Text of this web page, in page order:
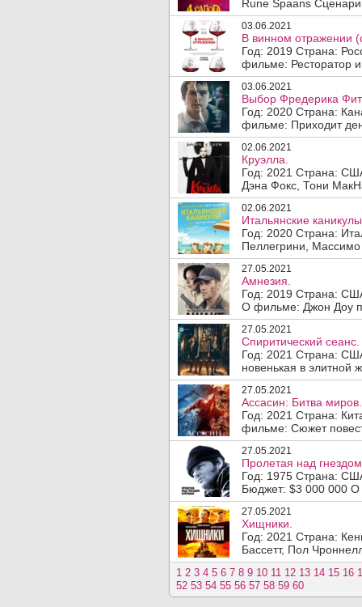
Rune Spaans
03.06.2021
В винном отражении
Год: 2019 Страна:
фильме: Ресторатор
03.06.2021
Выбор Фредерика
Год: 2020 Страна:
фильме: Приходит
02.06.2021
Круэлла.
Год: 2021 Страна:
Дэна Фокс, Тони
02.06.2021
Итальянские
Год: 2020 Страна:
Пеллегрини,
27.05.2021
Амнезия.
Год: 2019 Страна:
О фильме: Джон Доу
27.05.2021
Спиритический сеанс.
Год: 2021 Страна:
новенькая в элитной
27.05.2021
Ассасин: Битва миров.
Год: 2021 Страна:
фильме: Сюжет
27.05.2021
Пролетая над
Год: 1975 Страна:
Бюджет: $3 000 000
27.05.2021
Хищники.
Год: 2021 Страна:
Бассетт, Пол
1 2 3 4 5 6 7 8 9 10 11 12 13 14 15 16
52 53 54 55 56 57 58 59 60